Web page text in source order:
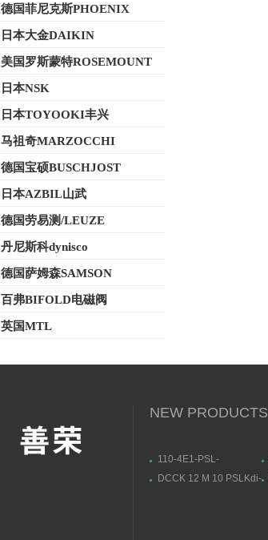
德国菲尼克斯PHOENIX
日本大金DAIKIN
美国罗斯蒙特ROSEMOUNT
日本NSK
日本TOYOOKI丰兴
马祖奇MARZOCCHI
德国宝硕BUSCHJOST
日本AZBIL山武
德国劳易测/LEUZE
丹尼斯科dynisco
德国萨姆森SAMSON
百弗BIFOLD电磁阀
英国MTL
NEW PRODUCTS
110-4E1-PSL-
动式电磁阀用途与特点
DCCK 12 M 10 PSLKdi-